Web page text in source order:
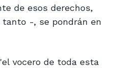
de esos derechos,
-, se pondrán en
vocero de toda esta